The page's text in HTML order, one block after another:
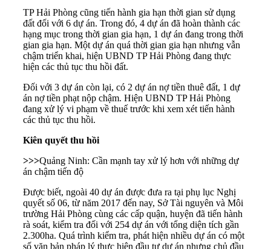
TP Hải Phòng cũng tiến hành gia hạn thời gian sử dụng
đất đối với 6 dự án. Trong đó, 4 dự án đã hoàn thành các
hạng mục trong thời gian gia hạn, 1 dự án đang trong thời
gian gia hạn. Một dự án quá thời gian gia hạn nhưng vẫn
chậm triển khai, hiện UBND TP Hải Phòng đang thực
hiện các thủ tục thu hồi đất.
Đối với 3 dự án còn lại, có 2 dự án nợ tiền thuê đất, 1 dự
án nợ tiền phạt nộp chậm. Hiện UBND TP Hải Phòng
đang xử lý vi phạm về thuế trước khi xem xét tiến hành
các thủ tục thu hồi.
Kiên quyết thu hồi
>>>Quảng Ninh: Cần mạnh tay xử lý hơn với những dự
án chậm tiến độ
Được biết, ngoài 40 dự án được đưa ra tại phụ lục Nghị
quyết số 06, từ năm 2017 đến nay, Sở Tài nguyên và Môi
trường Hải Phòng cùng các cấp quận, huyện đã tiến hành
rà soát, kiểm tra đối với 254 dự án với tổng diện tích gần
2.300ha. Quá trình kiểm tra, phát hiện nhiều dự án có một
số văn bản pháp lý thực hiện đầu tư dự án nhưng chủ đầu